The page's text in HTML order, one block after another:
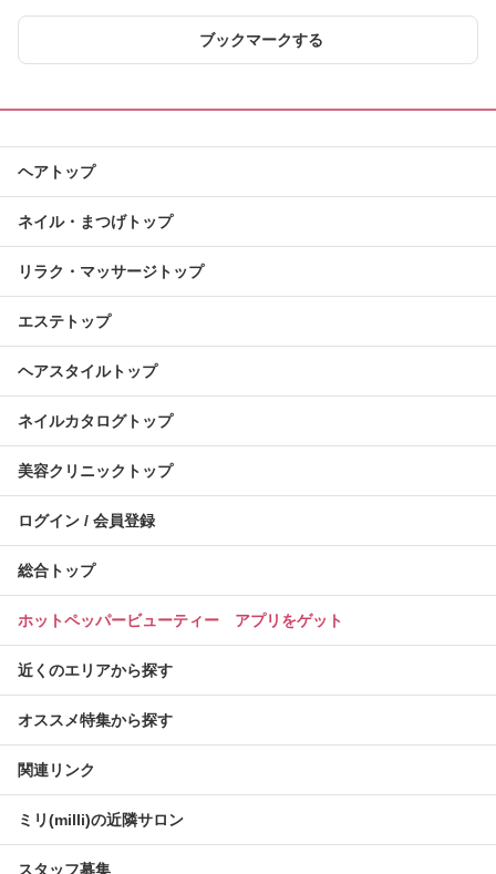
ブックマークする
ヘアトップ
ネイル・まつげトップ
リラク・マッサージトップ
エステトップ
ヘアスタイルトップ
ネイルカタログトップ
美容クリニックトップ
ログイン / 会員登録
総合トップ
ホットペッパービューティー アプリをゲット
近くのエリアから探す
オススメ特集から探す
関連リンク
ミリ(milli)の近隣サロン
スタッフ募集